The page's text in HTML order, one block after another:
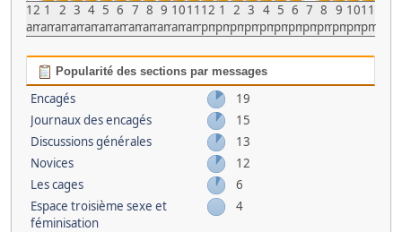
12
am
1
am
2
am
3
am
4
am
5
am
6
am
7
am
8
am
9
am
10
am
11
am
12
pm
1
pm
2
pm
3
pm
4
pm
5
pm
6
pm
7
pm
8
pm
9
pm
10
pm
11
pm
Popularité des sections par messages
Encagés
19
Journaux des encagés
15
Discussions générales
13
Novices
12
Les cages
6
Espace troisième sexe et
féminisation
4